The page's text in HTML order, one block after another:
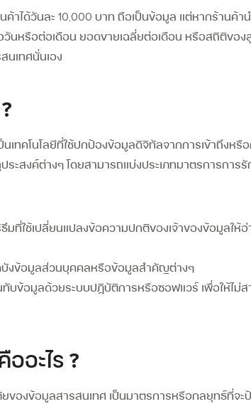
าได้วันละ 10,000 บาท ถือเป็นข้อมูล แต่หากร้านค้า
อวันหรือต่อเดือน ยอดขายเฉลี่ยต่อเดือน หรือสถิติขอ
นเทศนั่นเอง
เทคโนโลยีที่ใช้ปกป้องข้อมูลดิจิทัลจากการเข้าถึงหรื
ระสงค์ต่างๆโดยสามารถแบ่งประเภทมาตรการการ
มที่ใช้เปลี่ยนแปลงข้อความปกติของเจ้าของข้อมูลให้อ่
บังข้อมูลส่วนบุคคลหรือข้อมูลสำคัญต่างๆ
ทับข้อมูลด้วยระบบปฏิบัติการหรือซอฟแวร์ เพื่อให้ไม่
อะไร ?
องข้อมูลสารสนเทศ เป็นมาตรการหรือกลยุทธ์ที่จะ